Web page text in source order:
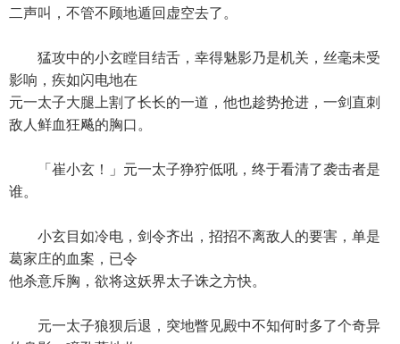
二声叫，不管不顾地遁回虚空去了。
猛攻中的小玄瞠目结舌，幸得魅影乃是机关，丝毫未受
影响，疾如闪电地在
元一太子大腿上割了长长的一道，他也趁势抢进，一剑直刺
敌人鲜血狂飚的胸口。
「崔小玄！」元一太子狰狞低吼，终于看清了袭击者是
谁。
小玄目如冷电，剑令齐出，招招不离敌人的要害，单是
葛家庄的血案，已令
他杀意斥胸，欲将这妖界太子诛之方快。
元一太子狼狈后退，突地瞥见殿中不知何时多了个奇异